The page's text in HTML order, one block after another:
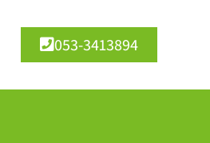
053-3413894